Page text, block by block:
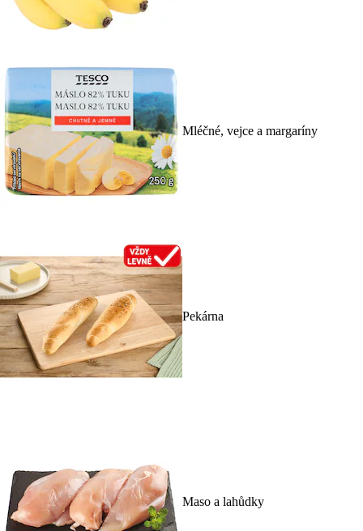
Mléčné, vejce a margaríny
Pekárna
Maso a lahůdky